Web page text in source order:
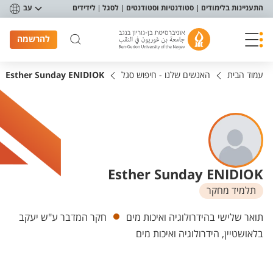
תפריט נגישות
התעניינות בלימודים סטודנטיות וסטודנטים לסגל לידידים עב
להרשמה
עמוד הבית האנשים שלנו - חיפוש סגל Esther Sunday ENIDIOK
Esther Sunday ENIDIOK
תלמיד מחקר
יחידות
תואר שלישי בהידרולוגיה ואיכות מים
חקר המדבר ע"ש יעקב
בלאושטיין, הידרולוגיה ואיכות מים